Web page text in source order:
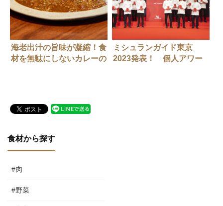
海老出汁の旨味が凝縮！食
材を無駄にしないカレーの
ミシュランガイド東京
2023発表！ 個人アワー
食材から探す
#肉
#野菜